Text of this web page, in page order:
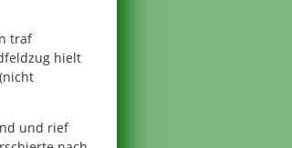
traf
hielt
und rief